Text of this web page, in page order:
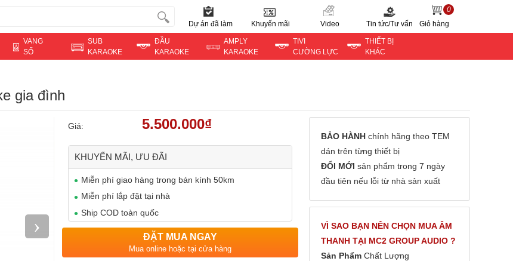
Dự án đã làm Khuyến mãi Video Tin tức/Tư vấn
0
Giỏ hàng
VANG
SỐ
SUB
KARAOKE
ĐẦU
KARAOKE
AMPLY
KARAOKE
TIVI
CƯỜNG LỰC
THIẾT BỊ
KHÁC
gia đình
›
Giá: 5.500.000₫
KHUYẾN MÃI, ƯU ĐÃI
Miễn phí giao hàng trong bán kính 50km
Miễn phí lắp đặt tại nhà
Ship COD toàn quốc
ĐẶT MUA NGAY
Mua online hoặc tại cửa hàng
BẢO HÀNH chính hãng theo TEM
dán trên từng thiết bị
ĐỔI MỚI sản phẩm trong 7 ngày
đầu tiên nếu lỗi từ nhà sản xuất
VÌ SAO BẠN NÊN CHỌN MUA ÂM
THANH TẠI MC2 GROUP AUDIO ?
Sản Phẩm Chất Lượng